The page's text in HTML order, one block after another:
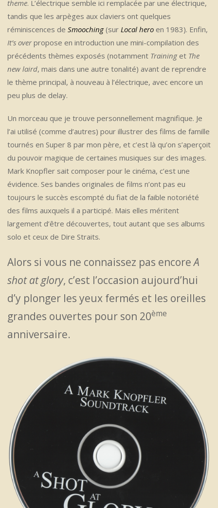
theme. L’électrique semble ici remplacée par une électrique,
tandis que les arpèges aux claviers ont quelques
réminiscences de Smooching(sur Local hero en 1983). Enfin,
It’s overpropose en introduction une mini-compilation des
précédents thèmes exposés (notamment Training et The
new laird, mais dans une autre tonalité) avant de reprendre
le thème principal, à nouveau à l’électrique, avec encore un
peu plus de delay.
Un morceau que je trouve personnellement magnifique. Je
l’ai utilisé (comme d’autres) pour illustrer des films de famille
tournés en Super 8 par mon père, et c’est là qu’on s’aperçoit
du pouvoir magique de certaines musiques sur des images.
Mark Knopfler sait composer pour le cinéma, c’est une
évidence. Ses bandes originales de films n’ont pas eu
toujours le succès escompté du fiat de la faible notoriété
des films auxquels il a participé. Mais elles méritent
largement d’être découvertes, tout autant que ses albums
solo et ceux de Dire Straits.
Alors si vous ne connaissez pas encoreA
shot at glory, c’est l’occasion aujourd’hui
d’y plonger les yeux fermés et les oreilles
grandes ouvertes pour son 20ème
anniversaire.